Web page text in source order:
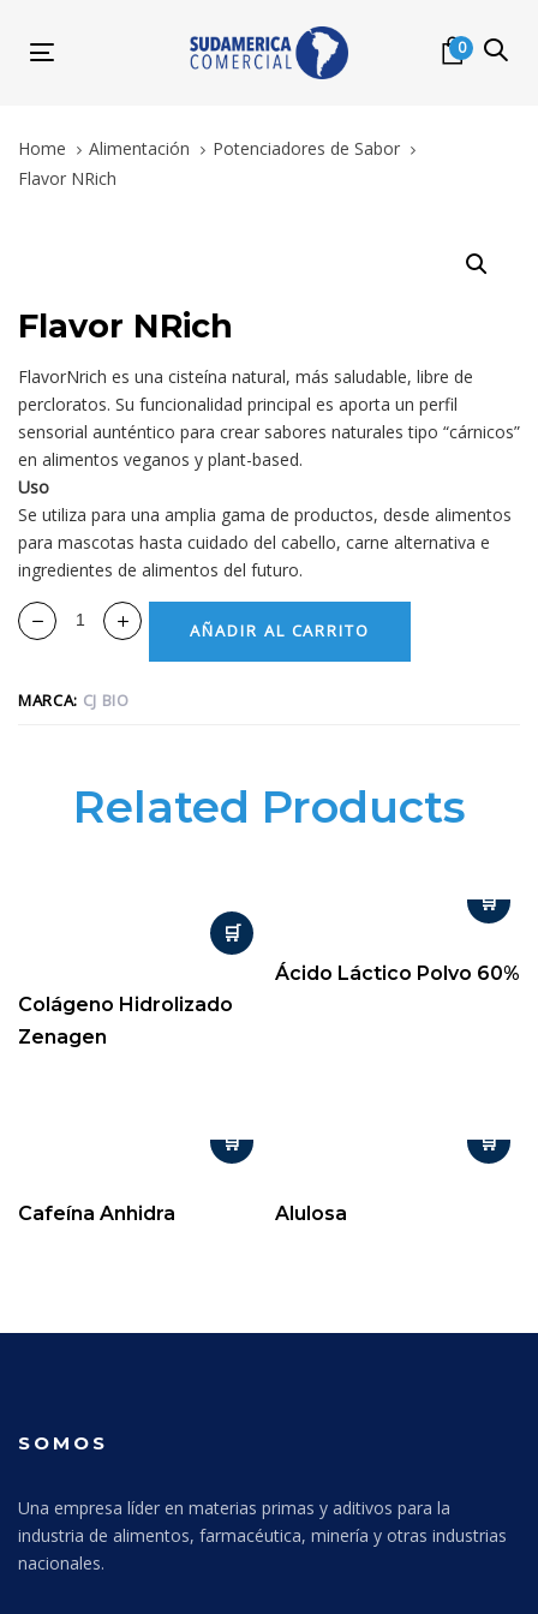
links
primary
content
0
Toggle
Home Alimentación
Potenciadores de Sabor
Flavor NRich
Flavor NRich
FlavorNrich es una cisteína natural, más saludable, libre de
percloratos. Su funcionalidad principal es aporta un perfil
sensorial aunténtico para crear sabores naturales tipo “cárnicos”
en alimentos veganos y plant-based.
Uso
Se utiliza para una amplia gama de productos, desde alimentos
para mascotas hasta cuidado del cabello, carne alternativa e
ingredientes de alimentos del futuro.
AÑADIR AL CARRITO
MARCA: CJ BIO
Related Products
Colágeno Hidrolizado
Zenagen
Ácido Láctico Polvo 60%
Cafeína Anhidra Alulosa
SOMOS
Una empresa líder en materias primas y aditivos para la
industria de alimentos, farmacéutica, minería y otras industrias
nacionales.